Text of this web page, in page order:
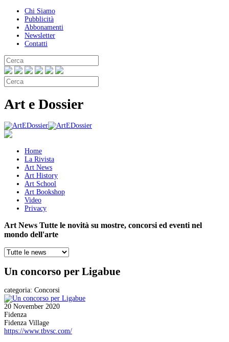
Chi Siamo
Pubblicità
Abbonamenti
Newsletter
Contatti
Art e Dossier
Home
La Rivista
Art News
Art History
Art School
Art Bookshop
Video
Privacy
Art News Tutte le novità su mostre, concorsi ed eventi nel
mondo dell'arte
Un concorso per Ligabue
categoria: Concorsi
20 November 2020
Fidenza
Fidenza Village
https://www.tbvsc.com/